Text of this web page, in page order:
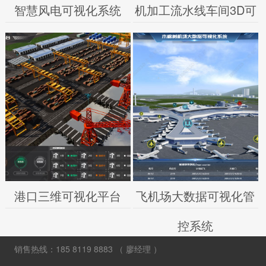
智慧风电可视化系统
机加工流水线车间3D可
视化
港口三维可视化平台
飞机场大数据可视化管
控系统
销售热线：185 8119 8883 （ 廖经理 ）